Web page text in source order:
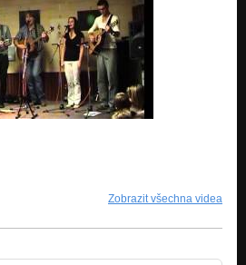
Zobrazit všechna videa